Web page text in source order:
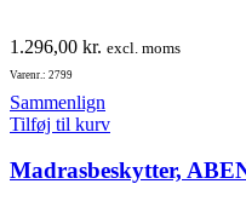
1.296,00 kr. excl. moms
Varenr.: 2799
Sammenlign
Tilføj til kurv
Madrasbeskytter,